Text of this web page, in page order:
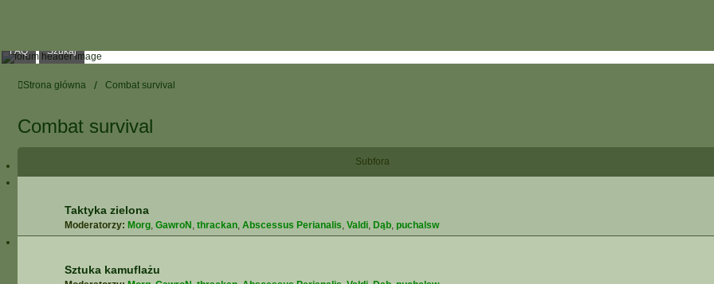
FAQ Szukaj
Strona główna Combat survival
Combat survival
Subfora
Taktyka zielona
Moderatorzy: Morg, GawroN , thrackan, Abscessus Perianalis, Valdi, Dąb, puchalsw
Sztuka kamuflażu